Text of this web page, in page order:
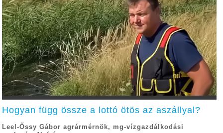
Hogyan függ össze a lottó ötös az aszállyal?
Leel-Őssy Gábor agrármérnök, mg-vízgazdálkodási